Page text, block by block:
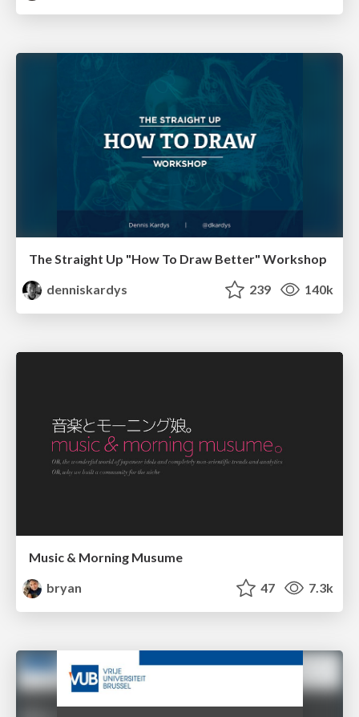
The Straight Up "How To Draw Better" Workshop
denniskardys
239 140k
Music & Morning Musume
bryan
47 7.3k